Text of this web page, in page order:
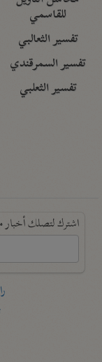
للقاسمي
تفسير الثعالبي
تفسير السمرقندي
تفسير الثعلبي
اشترك لتصلك أخبار